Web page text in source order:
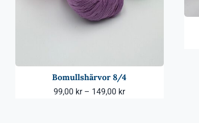
Bomullshärvor 8/4
99,00 kr – 149,00 krPrisintervall: